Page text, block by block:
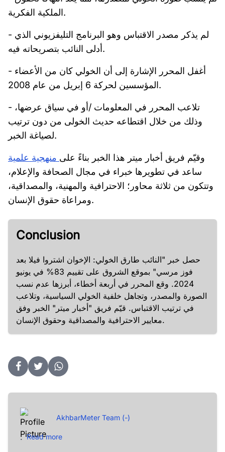
الملكية الفكرية.
- لم يذكر مصدر الاقتباس وهو البرنامج التليفزيوني الذي
أدلى النائب بتصريحاته فيه.
- أغفل المحرر الإشارة إلى أن الخولي كان من الأعضاء
المؤسسين لحركة 6 إبريل من عام 2008.
- تلاعب المحرر في المعلومات /أو في سياق عرضها،
وذلك من خلال اقتطاعه حديث الخولى من دون ترتيب
لصياغة الخبر.
وقيّم فريق أخبار ميتر هذا الخبر بناءً على منهجية علمية
ساعد في تطويرها خبراء في مجال الصحافة والإعلام،
وتتكون من ثلاثة محاور؛ الاحترافية والمهنية، والمصداقية،
ومراعاة حقوق الإنسان.
Conclusion
حصل خبر "النائب طارق الخولي: الإخوان اشتروا فيلا بعد
فوز مرسي" بموقع الشروق على تقييم 83% في يونيو
2024. وقع المحرر في أربعة أخطاء، أبرزها عدم نسب
الصورة والمصدر، وتجاهل خلفية الخولي السياسية، وتلاعب
في ترتيب الاقتباس. قيّم فريق "أخبار ميتر" الخبر وفق
معايير الاحترافية والمصداقية وحقوق الإنسان.
AkhbarMeter Team (-)
. Read more